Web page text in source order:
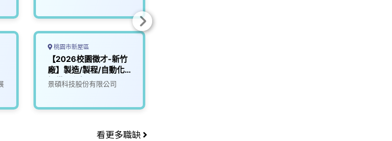
桃園市新屋區
【2026校園徵才-新竹
廠】製造/製程/自動化
設備工程師
景碩科技股份有限公司
看更多職缺